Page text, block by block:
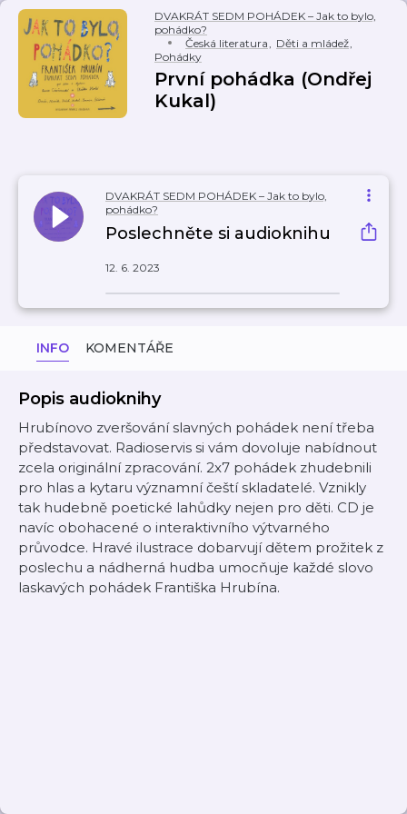
DVAKRÁT SEDM POHÁDEK – Jak to bylo,
pohádko?
Česká literatura, Děti a mládež,
Pohádky
První pohádka (Ondřej
Kukal)
DVAKRÁT SEDM POHÁDEK – Jak to bylo,
pohádko?
Poslechněte si audioknihu
12. 6. 2023
INFO KOMENTÁŘE
Popis audioknihy
Hrubínovo zveršování slavných pohádek není třeba
představovat. Radioservis si vám dovoluje nabídnout
zcela originální zpracování. 2x7 pohádek zhudebnili
pro hlas a kytaru významní čeští skladatelé. Vznikly
tak hudebně poetické lahůdky nejen pro děti. CD je
navíc obohacené o interaktivního výtvarného
průvodce. Hravé ilustrace dobarvují dětem prožitek z
poslechu a nádherná hudba umocňuje každé slovo
laskavých pohádek Františka Hrubína.